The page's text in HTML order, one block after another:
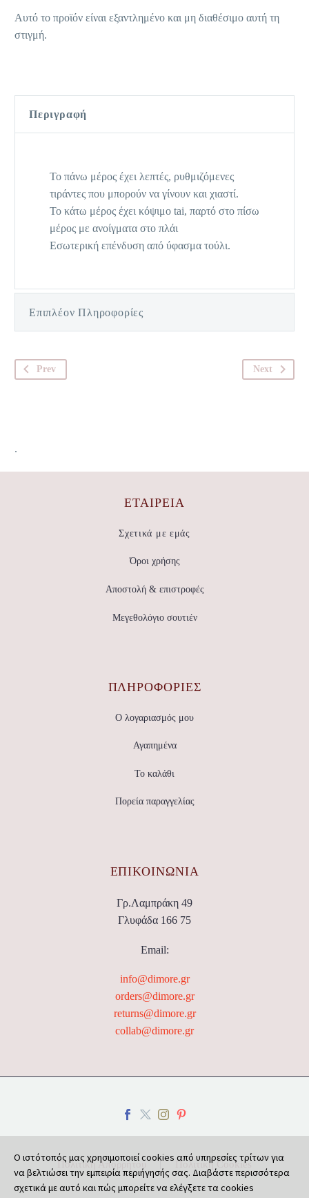
Αυτό το προϊόν είναι εξαντλημένο και μη διαθέσιμο αυτή τη
στιγμή.
Περιγραφή
Το πάνω μέρος έχει λεπτές, ρυθμιζόμενες
τιράντες που μπορούν να γίνουν και χιαστί.
Το κάτω μέρος έχει κόψιμο tai, παρτό στο πίσω
μέρος με ανοίγματα στο πλάι
Εσωτερική επένδυση από ύφασμα τούλι.
Επιπλέον Πληροφορίες
Prev Next
.
ΕΤΑΙΡΕΊΑ
Σχετικά με εμάς
Όροι χρήσης
Αποστολή & επιστροφές
Μεγεθολόγιο σουτιέν
ΠΛΗΡΟΦΟΡΙΕΣ
Ο λογαριασμός μου
Αγαπημένα
Το καλάθι
Πορεία παραγγελίας
ΕΠΙΚΟΙΝΩΝΊΑ
Γρ.Λαμπράκη 49
Γλυφάδα 166 75
Email:
info@dimore.gr
orders@dimore.gr
returns@dimore.gr
collab@dimore.gr
Πολιτική Απορρήτου Πολιτική Cookies
Ο ιστότοπός μας χρησιμοποιεί cookies από υπηρεσίες τρίτων για
να βελτιώσει την εμπειρία περιήγησής σας. Διαβάστε περισσότερα
σχετικά με αυτό και πώς μπορείτε να ελέγξετε τα cookies